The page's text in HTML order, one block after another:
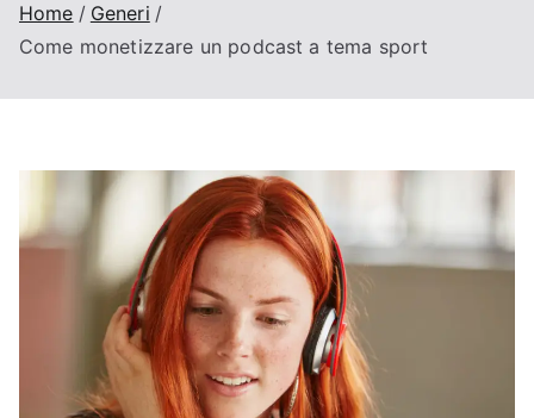
Home
Generi
Come monetizzare un podcast a tema sport